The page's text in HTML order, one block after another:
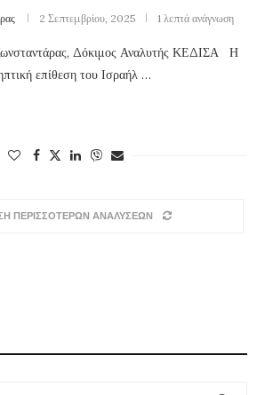
2 Σεπτεμβρίου, 2025 1 λεπτά ανάγνωση
Δόκιμος Αναλυτής ΚΕΔΙΣΑ Η
επίθεση του Ισραήλ …
ΠΕΡΙΣΣΟΤΕΡΩΝ ΑΝΑΛΥΣΕΩΝ